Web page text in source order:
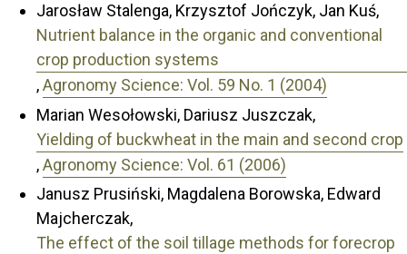
Jarosław Stalenga, Krzysztof Jończyk, Jan Kuś,
Nutrient balance in the organic and conventional
crop production systems
,Agronomy Science: Vol. 59 No. 1 (2004)
Marian Wesołowski, Dariusz Juszczak,
Yielding of buckwheat in the main and second crop
,Agronomy Science: Vol. 61 (2006)
Janusz Prusiński, Magdalena Borowska, Edward
Majcherczak,
The effect of the soil tillage methods for forecrop